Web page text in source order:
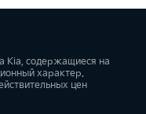
Kia, содержащиеся на
характер.
цен